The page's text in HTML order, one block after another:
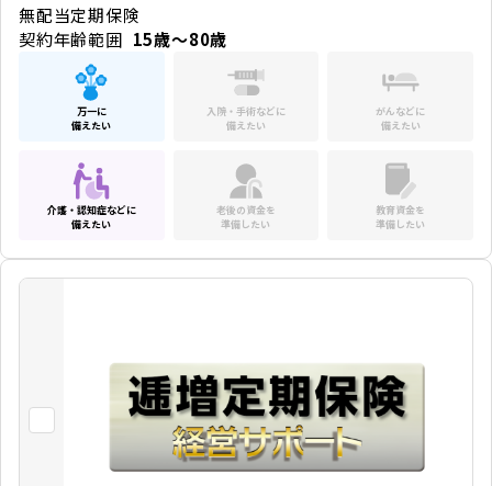
無配当定期保険
契約年齢範囲 15歳～80歳
万一に
備えたい
入院・手術などに
備えたい
がんなどに
備えたい
介護・認知症などに
備えたい
老後の資金を
準備したい
教育資金を
準備したい